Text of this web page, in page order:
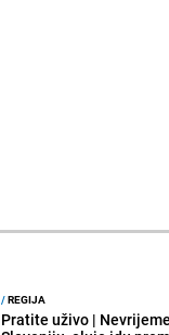
/REGIJA
Pratite uživo |